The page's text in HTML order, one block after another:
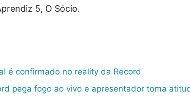
5, O Sócio.
é confirmado no reality da Record
pega fogo ao vivo e apresentador toma